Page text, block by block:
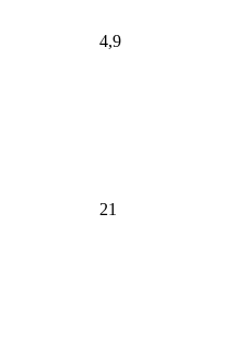
4,9
21